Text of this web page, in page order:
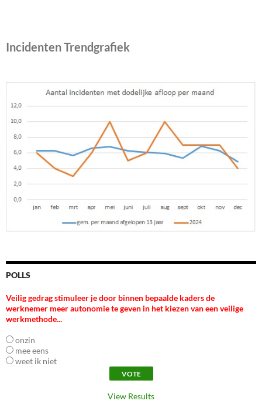
Incidenten Trendgrafiek
POLLS
Veilig gedrag stimuleer je door binnen bepaalde kaders de
werknemer meer autonomie te geven in het kiezen van een veilige
werkmethode...
onzin
mee eens
weet ik niet
View Results